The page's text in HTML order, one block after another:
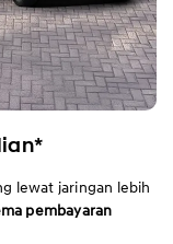
lewat jaringan lebih
pembayaran